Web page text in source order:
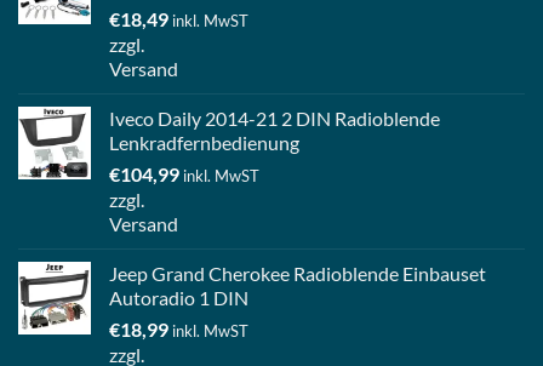
€18,49 inkl. MwST
zzgl.
Versand
Iveco Daily 2014-21 2 DIN Radioblende
Lenkradfernbedienung
€104,99 inkl. MwST
zzgl.
Versand
Jeep Grand Cherokee Radioblende Einbauset
Autoradio 1 DIN
€18,99 inkl. MwST
zzgl.